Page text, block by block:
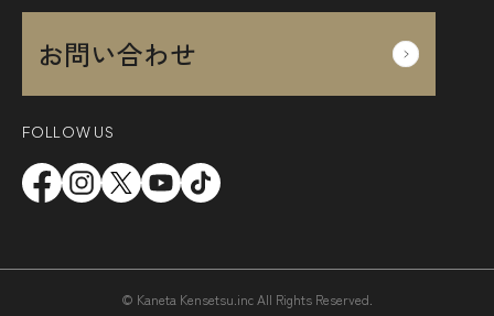
お問い合わせ
FOLLOW US
© Kaneta Kensetsu.inc All Rights Reserved.